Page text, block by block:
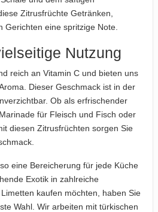
Angaben wird keine Haftung
Angaben auf der jeweiligen
verbindlich.
Angaben auf der jeweiligen
verbindlich.
Zitrusfrüchte Getränken,
Gerichten eine spritzige Note.
Nutzung
reich an Vitamin C und bieten uns
Dieser Geschmack ist in der
Ob als erfrischender
für Fleisch und Fisch oder
diesen Zitrusfrüchten sorgen Sie
eine Bereicherung für jede Küche
Exotik in zahlreiche
kaufen möchten, haben Sie
Wahl. Wir arbeiten mit türkischen